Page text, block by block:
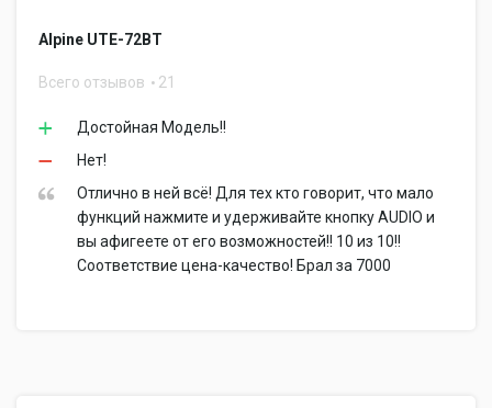
Alpine UTE-72BT
Всего отзывов 21
Достойная Модель!!
Нет!
Отлично в ней всё! Для тех кто говорит, что мало
функций нажмите и удерживайте кнопку AUDIO и
вы афигеете от его возможностей!! 10 из 10!!
Соответствие цена-качество! Брал за 7000